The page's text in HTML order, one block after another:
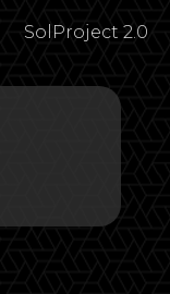
SolProject 2.0